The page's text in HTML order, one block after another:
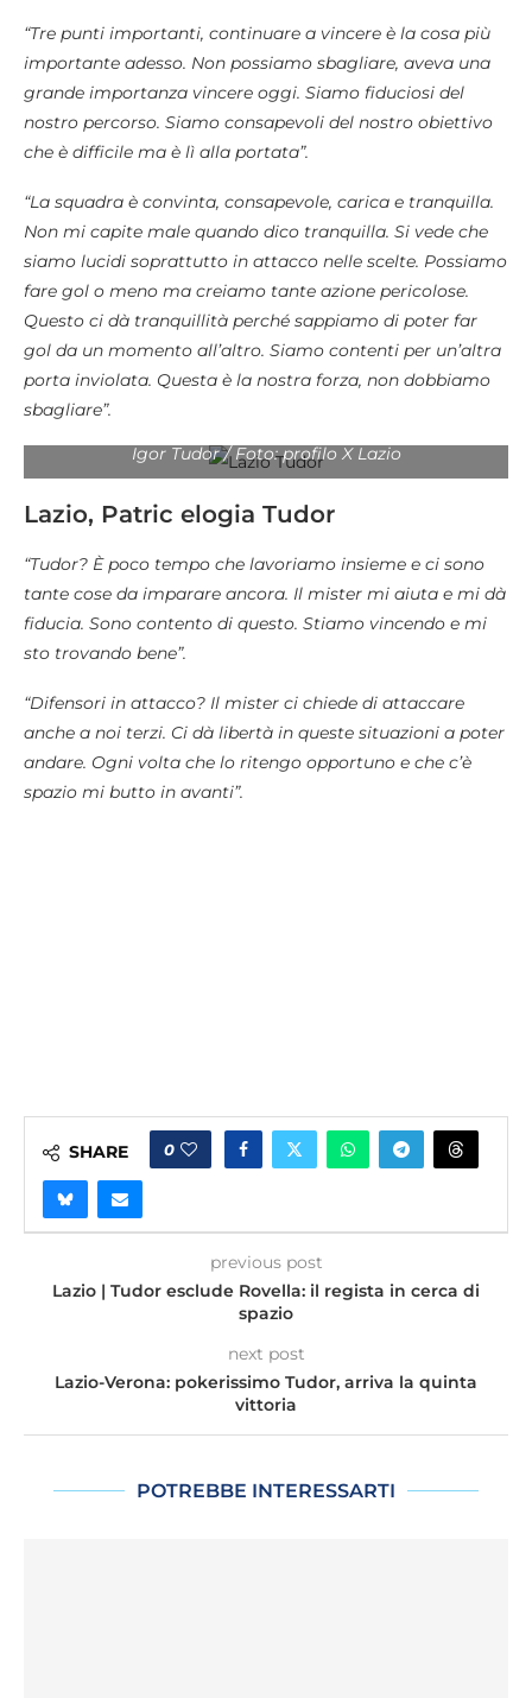
“Tre punti importanti, continuare a vincere è la cosa più
importante adesso. Non possiamo sbagliare, aveva una
grande importanza vincere oggi. Siamo fiduciosi del
nostro percorso. Siamo consapevoli del nostro obiettivo
che è difficile ma è lì alla portata”.
“La squadra è convinta, consapevole, carica e tranquilla.
Non mi capite male quando dico tranquilla. Si vede che
siamo lucidi soprattutto in attacco nelle scelte. Possiamo
fare gol o meno ma creiamo tante azione pericolose.
Questo ci dà tranquillità perché sappiamo di poter far
gol da un momento all’altro. Siamo contenti per un’altra
porta inviolata. Questa è la nostra forza, non dobbiamo
sbagliare”.
Igor Tudor / Foto: profilo X Lazio
Lazio, Patric elogia Tudor
“Tudor? È poco tempo che lavoriamo insieme e ci sono
tante cose da imparare ancora. Il mister mi aiuta e mi dà
fiducia. Sono contento di questo. Stiamo vincendo e mi
sto trovando bene”.
“Difensori in attacco? Il mister ci chiede di attaccare
anche a noi terzi. Ci dà libertà in queste situazioni a poter
andare. Ogni volta che lo ritengo opportuno e che c’è
spazio mi butto in avanti”.
SHARE 0
previous post
Lazio | Tudor esclude Rovella: il regista in cerca di
spazio
next post
Lazio-Verona: pokerissimo Tudor, arriva la quinta
vittoria
POTREBBE INTERESSARTI